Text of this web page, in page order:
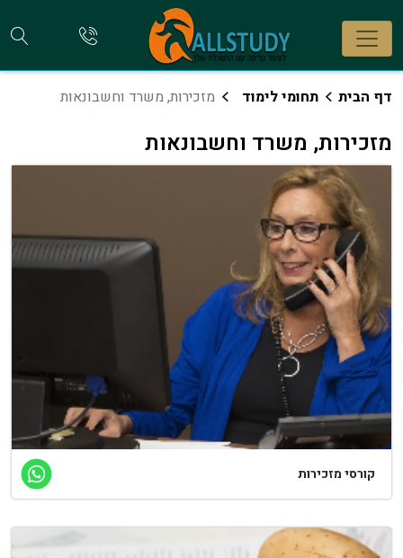
להתקשר
דף הבית תחומי לימוד מזכירות, משרד וחשבונאות
מזכירות, משרד וחשבונאות
קורסי מזכירות